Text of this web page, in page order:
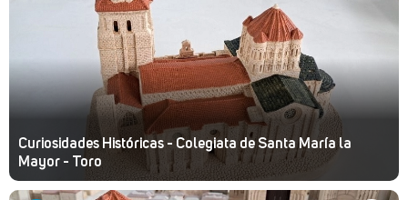
Curiosidades Históricas - Colegiata de Santa María la
Mayor - Toro